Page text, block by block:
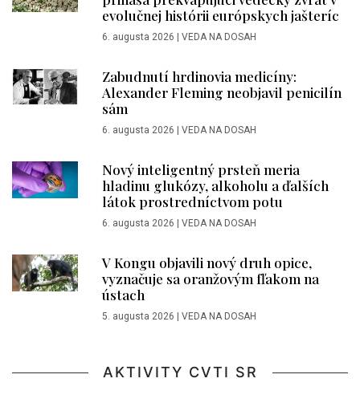
evolučnej histórii európskych jašteríc
6. augusta 2026 | VEDA NA DOSAH
Zabudnutí hrdinovia medicíny:
Alexander Fleming neobjavil penicilín
sám
6. augusta 2026 | VEDA NA DOSAH
Nový inteligentný prsteň meria
hladinu glukózy, alkoholu a ďalších
látok prostredníctvom potu
6. augusta 2026 | VEDA NA DOSAH
V Kongu objavili nový druh opice,
vyznačuje sa oranžovým fľakom na
ústach
5. augusta 2026 | VEDA NA DOSAH
AKTIVITY CVTI SR